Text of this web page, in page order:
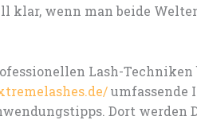
klar, wenn man beide
Lash-Techniken
umfassende
Dort werden